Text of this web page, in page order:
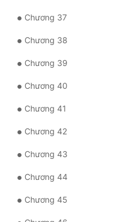
Chương 37
Chương 38
Chương 39
Chương 40
Chương 41
Chương 42
Chương 43
Chương 44
Chương 45